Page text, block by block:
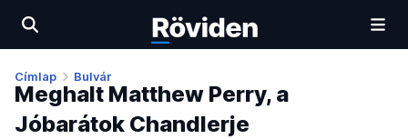
Címlap Bulvár
Meghalt Matthew Perry, a
Jóbarátok Chandlerje